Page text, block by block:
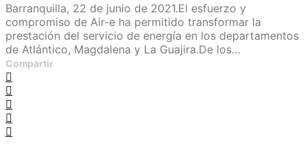
Barranquilla, 22 de junio de 2021.El esfuerzo y
compromiso de Air-e ha permitido transformar la
prestación del servicio de energía en los departamentos
de Atlántico, Magdalena y La Guajira.De los…
Compartir